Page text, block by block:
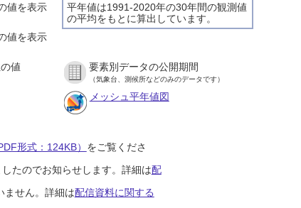
平年値は1991-2020年の30年間の観測値
の平均をもとに算出しています。
値を表示
値を表示
値 要素別データの公開期間
（気象台、測候所などのみのデータです）
メッシュ平年値図
形式：124KB） をご覧くださ
たのでお知らせします。詳細は配
ません。詳細は配信資料に関する